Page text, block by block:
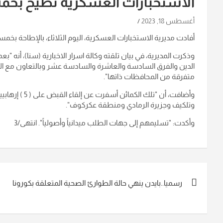
أغسطس 18, 2023
أفادت مديرية الاستخبارات العسكرية، اليوم الثلاثاء، بالإطاحة
وذكرت المديرية، في بيان تلقته وكالة اسرار الاخبارية (سنا)،
الدين والفرق السادسة والعاشرة والسادسة عشر وبالتعاون
متفرقة من المحافظات ذاتها".
وتلكيف وجزيرة الرمادي ومنطقة عكركوف".
وأكدت: "تسليمهم إلى جهات الطلب ميدانياً وأصولياً". انتهى/3
المقالات
رسميا..بايدن ينهي حالة الطوارئ الصحية المتعلقة بكورونا